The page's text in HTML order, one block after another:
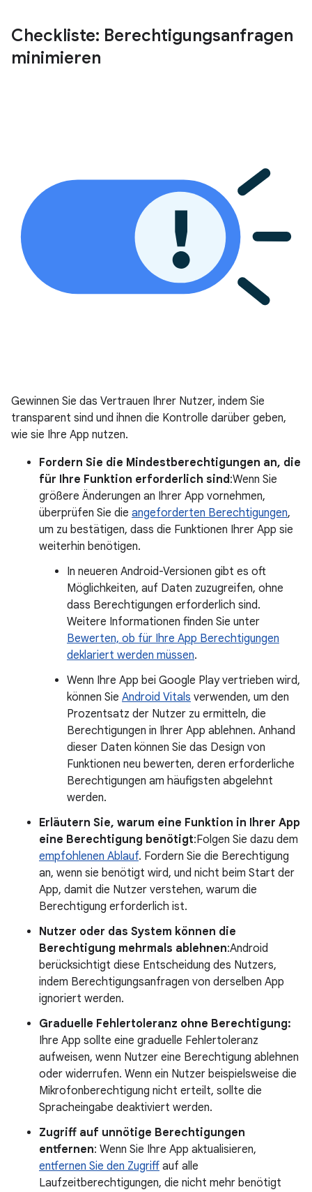
Checkliste: Berechtigungsanfragen
minimieren
Gewinnen Sie das Vertrauen Ihrer Nutzer, indem Sie
transparent sind und ihnen die Kontrolle darüber geben,
wie sie Ihre App nutzen.
Fordern Sie die Mindestberechtigungen an, die
für Ihre Funktion erforderlich sind:Wenn Sie
größere Änderungen an Ihrer App vornehmen,
überprüfen Sie die angeforderten Berechtigungen,
um zu bestätigen, dass die Funktionen Ihrer App sie
weiterhin benötigen.
In neueren Android-Versionen gibt es oft
Möglichkeiten, auf Daten zuzugreifen, ohne
dass Berechtigungen erforderlich sind.
Weitere Informationen finden Sie unter
Bewerten, ob für Ihre App Berechtigungen
deklariert werden müssen.
Wenn Ihre App bei Google Play vertrieben wird,
können Sie Android Vitals verwenden, um den
Prozentsatz der Nutzer zu ermitteln, die
Berechtigungen in Ihrer App ablehnen. Anhand
dieser Daten können Sie das Design von
Funktionen neu bewerten, deren erforderliche
Berechtigungen am häufigsten abgelehnt
werden.
Erläutern Sie, warum eine Funktion in Ihrer App
eine Berechtigung benötigt:Folgen Sie dazu dem
empfohlenen Ablauf. Fordern Sie die Berechtigung
an, wenn sie benötigt wird, und nicht beim Start der
App, damit die Nutzer verstehen, warum die
Berechtigung erforderlich ist.
Nutzer oder das System können die
Berechtigung mehrmals ablehnen:Android
berücksichtigt diese Entscheidung des Nutzers,
indem Berechtigungsanfragen von derselben App
ignoriert werden.
Graduelle Fehlertoleranz ohne Berechtigung:
Ihre App sollte eine graduelle Fehlertoleranz
aufweisen, wenn Nutzer eine Berechtigung ablehnen
oder widerrufen. Wenn ein Nutzer beispielsweise die
Mikrofonberechtigung nicht erteilt, sollte die
Spracheingabe deaktiviert werden.
Zugriff auf unnötige Berechtigungen
entfernen: Wenn Sie Ihre App aktualisieren,
entfernen Sie den Zugriff auf alle
Laufzeitberechtigungen, die nicht mehr benötigt